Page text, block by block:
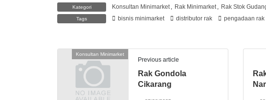
Kategori Konsultan Minimarket , Rak Minimarket , Rak Stok
Tags bisnis minimarket distributor rak pengadaan rak
Konsultan Minimarket
Previous article
Rak Gondola
Cikarang